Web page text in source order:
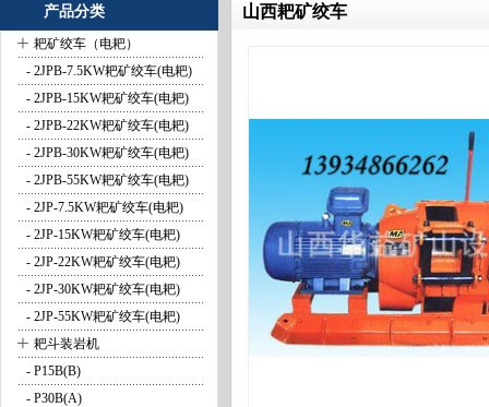
产品分类
+ 耙矿绞车（电耙）
- 2JPB-7.5KW耙矿绞车(电耙)
- 2JPB-15KW耙矿绞车(电耙)
- 2JPB-22KW耙矿绞车(电耙)
- 2JPB-30KW耙矿绞车(电耙)
- 2JPB-55KW耙矿绞车(电耙)
- 2JP-7.5KW耙矿绞车(电耙)
- 2JP-15KW耙矿绞车(电耙)
- 2JP-22KW耙矿绞车(电耙)
- 2JP-30KW耙矿绞车(电耙)
- 2JP-55KW耙矿绞车(电耙)
+ 耙斗装岩机
- P15B(B)
- P30B(A)
山西耙矿绞车